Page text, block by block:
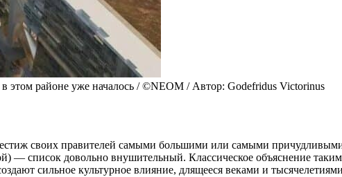
этом районе уже началось / ©NEOM / Автор: Godefridus Victorinus
своих правителей самыми большими или самыми
список довольно внушительный. Классическое объяснение таким
сильное культурное влияние, длящееся веками и